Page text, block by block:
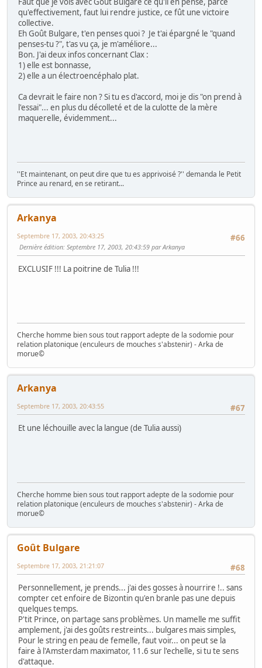
qu'effectivement, faut lui rendre justice, ce fût une victoire
collective.
Eh Goût Bulgare, t'en penses quoi ? Je t'ai épargné le "quand
penses-tu ?", t'as vu ça, je m'améliore...
Bon. J'ai deux infos concernant Clax :
1) elle est bonnasse,
2) elle a un électroencéphalo plat.
Ca devrait le faire non ? Si tu es d'accord, moi je dis "on prend à
l'essai"... en plus du décolleté et de la culotte de la mère
maquerelle, évidemment...
''Et maintenant, on peut dire que tu es apprivoisé ?'' demanda le Petit
Prince au renard, en se retirant...
Arkanya
#66
Septembre 17, 2003, 20:43:25
Dernière édition: Septembre 17, 2003, 20:43:59 par Arkanya
EXCLUSIF !!! La poitrine de Tulia !!!
Cherche homme bien sous tout rapport adepte de la sodomie pour
relation platonique (enculeurs de mouches s'abstenir) - Arka de
morue©
Arkanya
#67
Septembre 17, 2003, 20:43:55
Et une léchouille avec la langue (de Tulia aussi)
Cherche homme bien sous tout rapport adepte de la sodomie pour
relation platonique (enculeurs de mouches s'abstenir) - Arka de
morue©
Goût Bulgare
#68
Septembre 17, 2003, 21:21:07
Personnellement, je prends... j'ai des gosses à nourrire !.. sans
compter cet enfoire de Bizontin qu'en branle pas une depuis
quelques temps.
P'tit Prince, on partage sans problèmes. Un mamelle me suffit
amplement, j'ai des goûts restreints... bulgares mais simples,
Pour le string en peau de femelle, faut voir... on peut se la
faire à l'Amsterdam maximator, 11.6 sur l'echelle, si tu te sens
d'attaque.